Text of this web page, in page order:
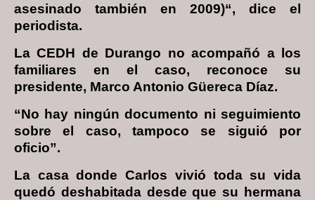
asesinado también en 2009)“, dice el
periodista.
La CEDH de Durango no acompañó a los
familiares en el caso, reconoce su
presidente, Marco Antonio Güereca Díaz.
“No hay ningún documento ni seguimiento
sobre el caso, tampoco se siguió por
oficio”.
La casa donde Carlos vivió toda su vida
quedó deshabitada desde que su hermana